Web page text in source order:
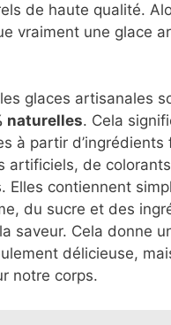
de haute qualité.
vraiment une glace
glaces artisanales
naturelles. Cela
à partir d’ingrédients
artificiels, de
Elles contiennent
du sucre et des
saveur. Cela donne
délicieuse,
notre corps.